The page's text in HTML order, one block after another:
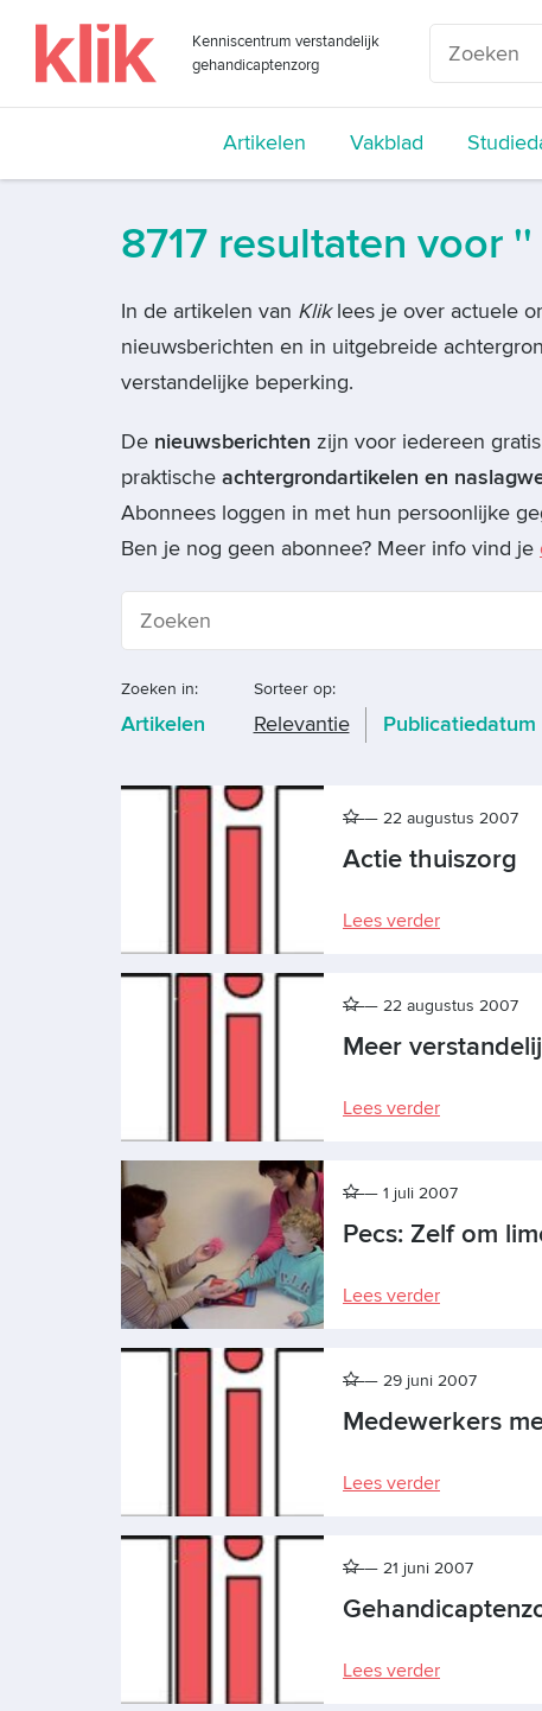
Kenniscentrum verstandelijk
gehandicaptenzorg
Artikelen Vakblad
8717 resultaten voor ''
In de artikelen van Kliklees je over actuele
nieuwsberichten en in uitgebreide
verstandelijke beperking.
De nieuwsberichten zijn voor iedereen
praktische achtergrondartikelen en
Abonnees loggen in met hun persoonlijke
Ben je nog geen abonnee? Meer info vind je
Zoeken in:
Artikelen
Sorteer op:
Relevantie Publicatiedatum
Actie thuiszorg
22 augustus 2007
Lees verder
Meer
22 augustus 2007
Lees verder
Pecs: Zelf om
1 juli 2007
Lees verder
Medewerkers
29 juni 2007
Lees verder
21 juni 2007
Lees verder